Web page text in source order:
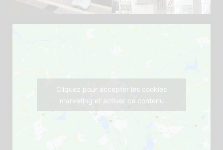
Cliquez pour accepter les cookies
marketing et activer ce contenu